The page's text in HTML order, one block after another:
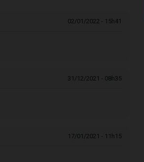
02/01/2022 - 15h41
31/12/2021 - 08h35
17/01/2021 - 11h15